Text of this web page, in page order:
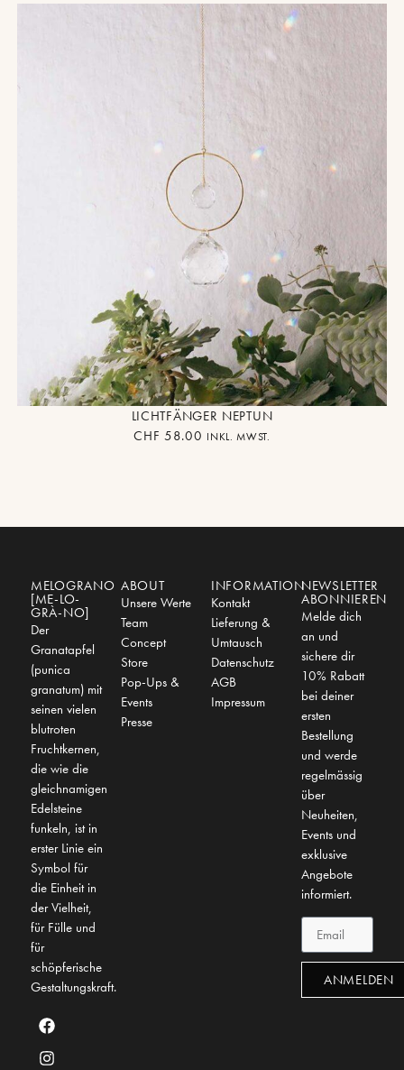
LICHTFÄNGER NEPTUN
CHF 58.00 INKL. MWST.
MELOGRANO
[ME-LO-
GRÀ-NO]
Der
Granatapfel
(punica
granatum) mit
seinen vielen
blutroten
Fruchtkernen,
die wie die
gleichnamigen
Edelsteine
funkeln, ist in
erster Linie ein
Symbol für
die Einheit in
der Vielheit,
für Fülle und
für
schöpferische
Gestaltungskraft.
ABOUT
Unsere Werte
Team
Concept
Store
Pop-Ups &
Events
Presse
INFORMATION
Kontakt
Lieferung &
Umtausch
Datenschutz
AGB
Impressum
NEWSLETTER
ABONNIEREN
Melde dich
an und
sichere dir
10% Rabatt
bei deiner
ersten
Bestellung
und werde
regelmässig
über
Neuheiten,
Events und
exklusive
Angebote
informiert.
ANMELDEN